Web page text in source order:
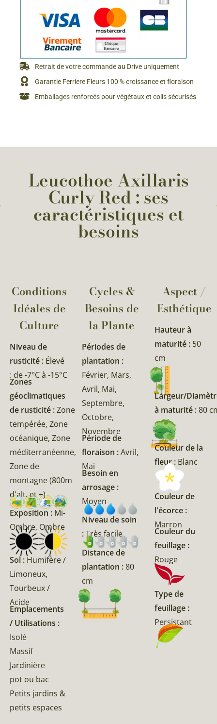
Retrait de votre commande au Drive uniquement
Garantie Ferriere Fleurs 100 % croissance et floraison
Emballages renforcés pour végétaux et colis sécurisés
Leucothoe Axillaris
Curly Red : ses
caractéristiques et
besoins
Conditions
Idéales de
Culture
Niveau de
rusticité : Élevé
: de -7°C à -15°C
Zones
géoclimatiques
de rusticité :Zone
tempérée, Zone
océanique, Zone
méditerranéenne,
Zone de
montagne (800m
d'alt. et +)
Exposition : Mi-
Ombre, Ombre
Sol : Humifère /
Limoneux,
Tourbeux /
Acide
Emplacements
/ Utilisations :
Isolé
Massif
Jardinière
pot ou bac
Petits jardins &
petits espaces
Cycles &
Besoins de
la Plante​
Périodes de
plantation :
Février, Mars,
Avril, Mai,
Septembre,
Octobre,
Novembre
Période de
floraison :Avril,
Mai
Besoin en
arrosage :
Moyen
Niveau de soin
:Très facile
Distance de
plantation :80
cm
Aspect /
Esthétique
Hauteur à
maturité : 50
cm
Largeur/
à maturité :80
Couleur de la
fleur : Blanc
Couleur de
l'écorce :
Marron
Couleur du
feuillage :
Rouge
Type de
feuillage :
Persistant